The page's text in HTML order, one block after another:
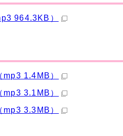
964.3KB）
1.4MB）
3.1MB）
3.3MB）